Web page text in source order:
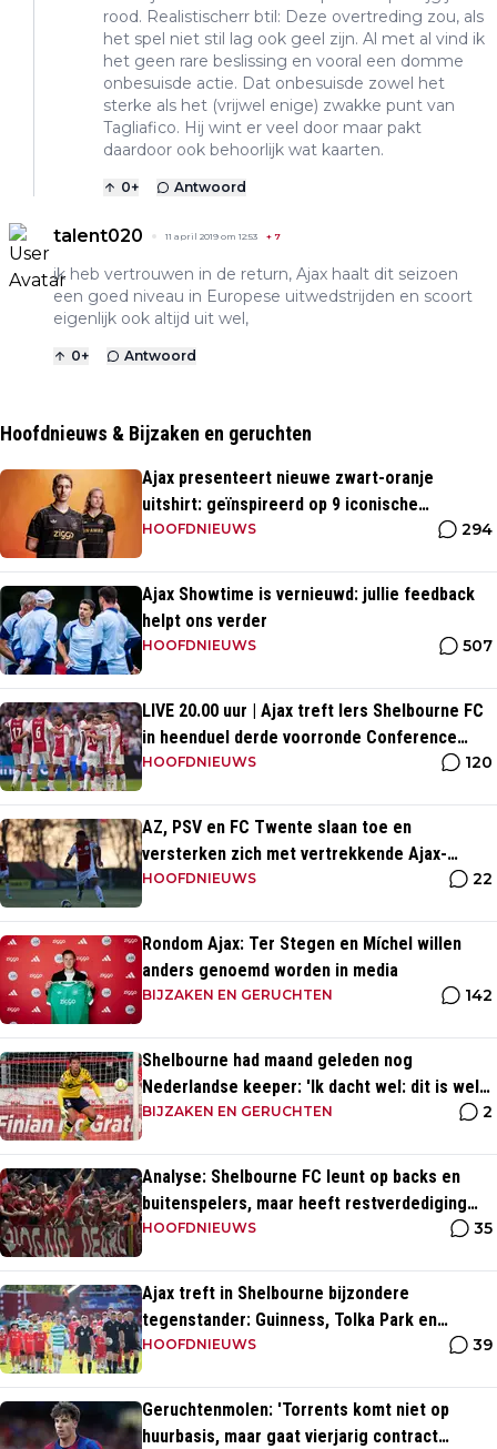
rood. Realistischerr btil: Deze overtreding zou, als
het spel niet stil lag ook geel zijn. Al met al vind ik
het geen rare beslissing en vooral een domme
onbesuisde actie. Dat onbesuisde zowel het
sterke als het (vrijwel enige) zwakke punt van
Tagliafico. Hij wint er veel door maar pakt
daardoor ook behoorlijk wat kaarten.
0+ Antwoord
talent020 11 april 2019 om 12:53 + 7
ik heb vertrouwen in de return, Ajax haalt dit seizoen
een goed niveau in Europese uitwedstrijden en scoort
eigenlijk ook altijd uit wel,
0+ Antwoord
Hoofdnieuws & Bijzaken en geruchten
Ajax presenteert nieuwe zwart-oranje
uitshirt: geïnspireerd op 9 iconische
momenten uit clubhistorie
HOOFDNIEUWS 294
Ajax Showtime is vernieuwd: jullie feedback
helpt ons verder
HOOFDNIEUWS 507
LIVE 20.00 uur | Ajax treft Iers Shelbourne FC
in heenduel derde voorronde Conference
League
HOOFDNIEUWS 120
AZ, PSV en FC Twente slaan toe en
versterken zich met vertrekkende Ajax-
talenten
HOOFDNIEUWS 22
Rondom Ajax: Ter Stegen en Míchel willen
anders genoemd worden in media
BIJZAKEN EN GERUCHTEN 142
Shelbourne had maand geleden nog
Nederlandse keeper: 'Ik dacht wel: dit is wel
héél Iers'
BIJZAKEN EN GERUCHTEN 2
Analyse: Shelbourne FC leunt op backs en
buitenspelers, maar heeft restverdediging
totaal niet op orde
HOOFDNIEUWS 35
Ajax treft in Shelbourne bijzondere
tegenstander: Guinness, Tolka Park en
bijzonder lage marktwaarde
HOOFDNIEUWS 39
Geruchtenmolen: 'Torrents komt niet op
huurbasis, maar gaat vierjarig contract